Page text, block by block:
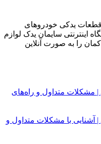
1389 با واردات قطعات یدکی خودروهای
اینترنتی سایمان یدک لوازم
را به صورت آنلاین
خرابی‌های آمیکو ۵ تن | مشکلات متداول و راه‌های
خرابی‌های آمیکو ۶ تن | آشنایی با مشکلات متداول و